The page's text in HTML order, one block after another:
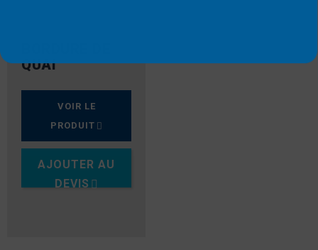
QUAI
VOIR LE
PRODUIT
AJOUTER AU
DEVIS